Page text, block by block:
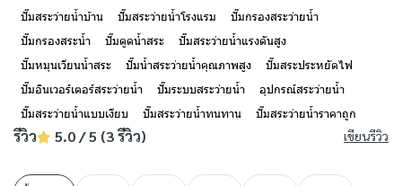
ปั๊มสระว่ายน้ำบ้าน
ปั๊มสระว่ายน้ำโรงแรม
ปั๊มกรองสระว่ายน้ำ
ปั๊มกรองสระน้ำ
ปั๊มดูดน้ำสระ
ปั๊มสระว่ายน้ำแรงดันสูง
ปั๊มหมุนเวียนน้ำสระ
ปั๊มน้ำสระว่ายน้ำคุณภาพสูง
ปั๊มสระประหยัดไฟ
ปั๊มอินเวอร์เตอร์สระว่ายน้ำ
ปั๊มระบบสระว่ายน้ำ
อุปกรณ์สระว่ายน้ำ
ปั๊มสระว่ายน้ำแบบเงียบ
ปั๊มสระว่ายน้ำทนทาน ปั๊มสระว่ายน้ำราคาถูก
รีวิว 5.0 / 5 (3 รีวิว) เขียนรีวิว